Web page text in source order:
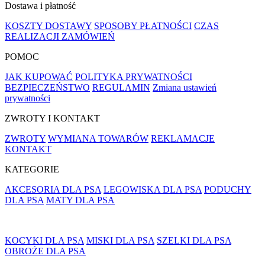
Dostawa i płatność
KOSZTY DOSTAWY SPOSOBY PŁATNOŚCI CZAS
REALIZACJI ZAMÓWIEŃ
POMOC
JAK KUPOWAĆ POLITYKA PRYWATNOŚCI
BEZPIECZEŃSTWO REGULAMIN Zmiana ustawień
prywatności
ZWROTY I KONTAKT
ZWROTY WYMIANA TOWARÓW REKLAMACJE
KONTAKT
KATEGORIE
AKCESORIA DLA PSA LEGOWISKA DLA PSA PODUCHY
DLA PSA MATY DLA PSA
KOCYKI DLA PSA MISKI DLA PSA SZELKI DLA PSA
OBROŻE DLA PSA